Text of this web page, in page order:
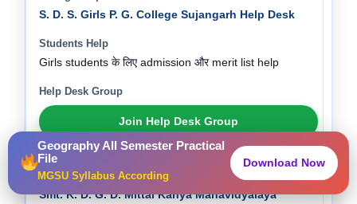
Geography All Semester Practical
File
MGSU Syllabus According
Download Now
S. D. S. Girls P. G. College Sujangarh Help Desk
Girls students के लिए admission और merit list help
Join Help Desk Group
Smt. K. D. G. D. Mittal Kanya Mahavidyalaya